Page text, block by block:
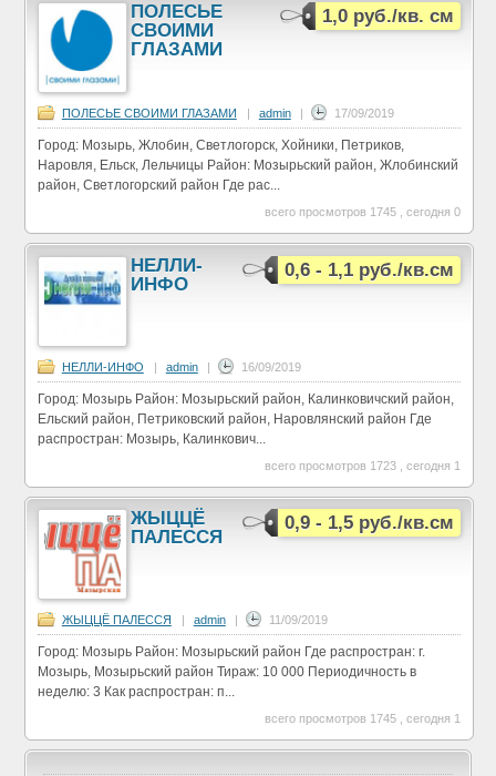
1,0 руб./кв. см
ПОЛЕСЬЕ
СВОИМИ
ГЛАЗАМИ
ПОЛЕСЬЕ СВОИМИ ГЛАЗАМИ | admin | 17/09/2019
Город: Мозырь, Жлобин, Светлогорск, Хойники, Петриков,
Наровля, Ельск, Лельчицы Район: Мозырьский район, Жлобинский
район, Светлогорский район Где рас...
всего просмотров 1745 , сегодня 0
0,6 - 1,1 руб./кв.см
НЕЛЛИ-
ИНФО
НЕЛЛИ-ИНФО | admin | 16/09/2019
Город: Мозырь Район: Мозырьский район, Калинковичский район,
Ельский район, Петриковский район, Наровлянский район Где
распростран: Мозырь, Калинкович...
всего просмотров 1723 , сегодня 1
0,9 - 1,5 руб./кв.см
ЖЫЦЦЁ
ПАЛЕССЯ
ЖЫЦЦЁ ПАЛЕССЯ | admin | 11/09/2019
Город: Мозырь Район: Мозырьский район Где распростран: г.
Мозырь, Мозырьский район Тираж: 10 000 Периодичность в
неделю: 3 Как распростран: п...
всего просмотров 1745 , сегодня 1